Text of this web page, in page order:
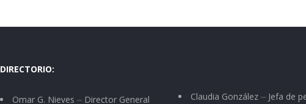
DIRECTORIO:
Omar G. Nieves ⏤ Director General Claudia González ⏤ Jefa de